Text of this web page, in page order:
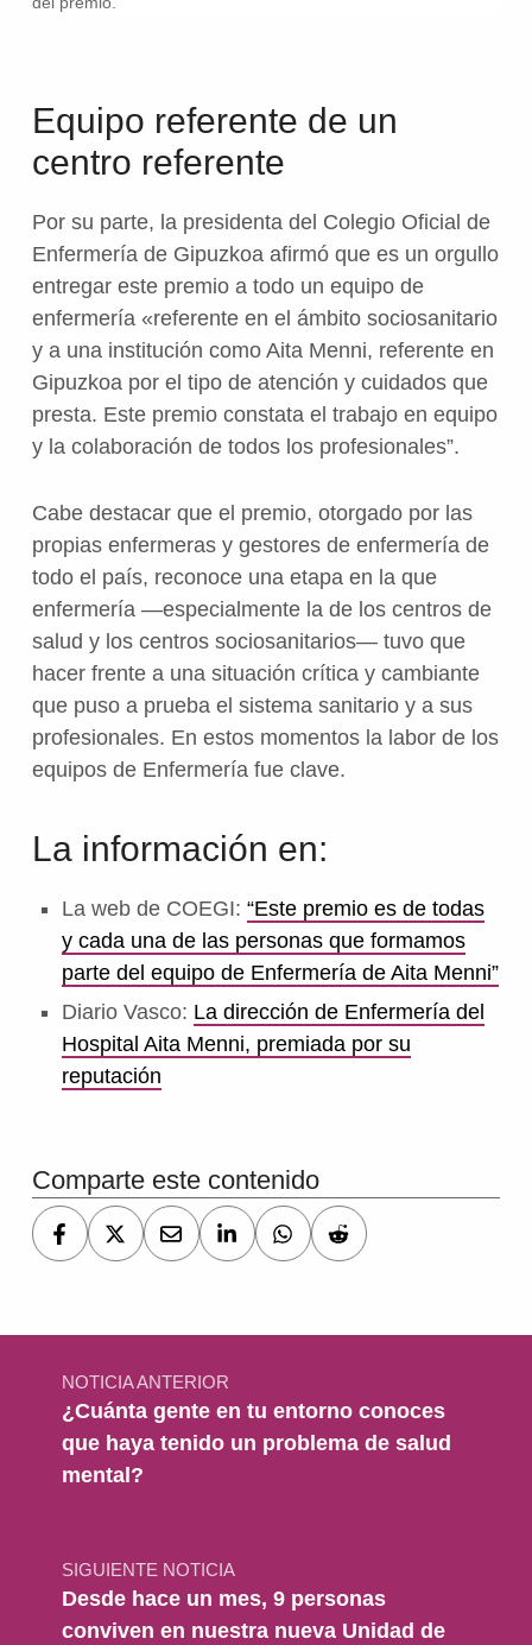
Equipo referente de un
centro referente
Por su parte, la presidenta del Colegio Oficial de
Enfermería de Gipuzkoa afirmó que es un orgullo
entregar este premio a todo un equipo de
enfermería «referente en el ámbito sociosanitario
y a una institución como Aita Menni, referente en
Gipuzkoa por el tipo de atención y cuidados que
presta. Este premio constata el trabajo en equipo
y la colaboración de todos los profesionales”.
Cabe destacar que el premio, otorgado por las
propias enfermeras y gestores de enfermería de
todo el país, reconoce una etapa en la que
enfermería —especialmente la de los centros de
salud y los centros sociosanitarios— tuvo que
hacer frente a una situación crítica y cambiante
que puso a prueba el sistema sanitario y a sus
profesionales. En estos momentos la labor de los
equipos de Enfermería fue clave.
La información en:
La web de COEGI: “Este premio es de todas
y cada una de las personas que formamos
parte del equipo de Enfermería de Aita Menni”
Diario Vasco: La dirección de Enfermería del
Hospital Aita Menni, premiada por su
reputación
Comparte este contenido
Navegación de entradas
NOTICIA ANTERIOR
¿Cuánta gente en tu entorno conoces
que haya tenido un problema de salud
mental?
SIGUIENTE NOTICIA
Desde hace un mes, 9 personas
conviven en nuestra nueva Unidad de